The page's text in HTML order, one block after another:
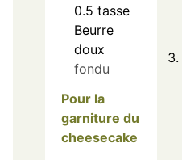
0.5 tasse
Beurre
doux
fondu
Pour la
garniture du
cheesecake